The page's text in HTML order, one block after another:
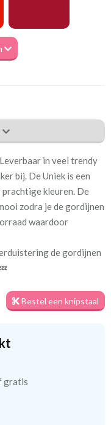
grijs
2 weken
uw gordijnen
isolatie de
in veel trendy
bij. De Uniek is een
kleuren. De
zodra je de gordijnen
waardoor
de gordijnen
Bestel een knipstaal
gratis